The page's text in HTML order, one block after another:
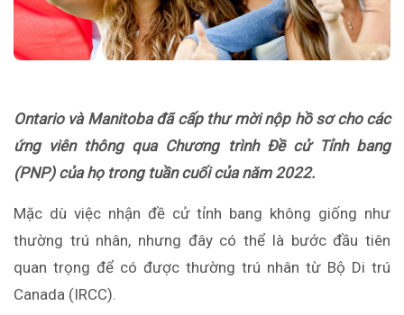
Ontario và Manitoba đã cấp thư mời nộp hồ sơ cho các
ứng viên thông qua Chương trình Đề cử Tỉnh bang
(PNP) của họ trong tuần cuối của năm 2022.
Mặc dù việc nhận đề cử tỉnh bang không giống như
thường trú nhân, nhưng đây có thể là bước đầu tiên
quan trọng để có được thường trú nhân từ Bộ Di trú
Canada (IRCC).